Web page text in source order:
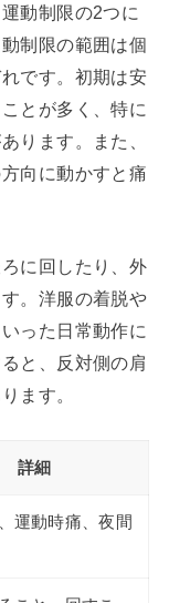
動制限の2つに
制限の範囲は個
です。初期は安
とが多く、特に
ります。また、
向に動かすと痛
に回したり、外
。洋服の着脱や
った日常動作に
と、反対側の肩
ます。
詳細
運動時痛、夜間